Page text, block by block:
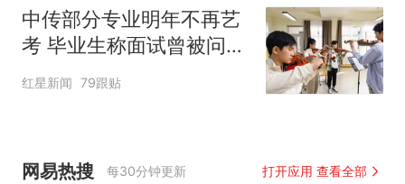
中传部分专业明年不再艺
考 毕业生称面试曾被问
“如何策划晚会” 专家：遏
红星新闻 79跟贴
网易热搜 每30分钟更新 打开应用 查看全部